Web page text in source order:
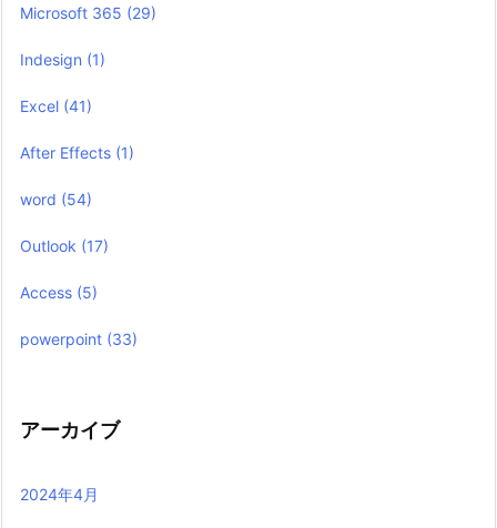
Microsoft 365 (29)
Indesign (1)
Excel (41)
After Effects (1)
word (54)
Outlook (17)
Access (5)
powerpoint (33)
アーカイブ
2024年4月